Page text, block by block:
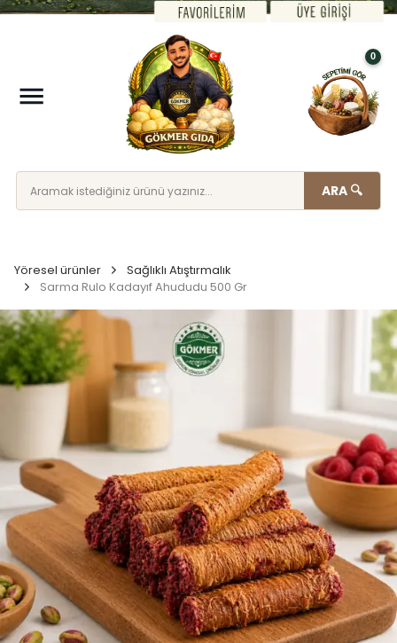
ARA 🔍
0
Yöresel ürünler
Sağlıklı Atıştırmalık
Sarma Rulo Kadayıf Ahududu 500 Gr